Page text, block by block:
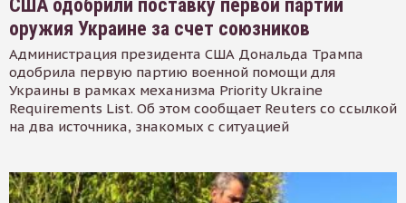
США одобрили поставку первой партии
оружия Украине за счет союзников
Администрация президента США Дональда Трампа
одобрила первую партию военной помощи для
Украины в рамках механизма Priority Ukraine
Requirements List. Об этом сообщает Reuters со ссылкой
на два источника, знакомых с ситуацией